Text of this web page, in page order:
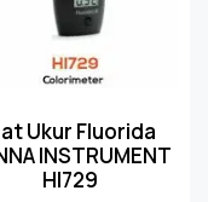
Ukur Fluorida
INSTRUMENT
HI729